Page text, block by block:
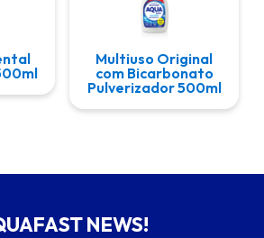
Multiuso Original
com Bicarbonato
Pulverizador 500ml
NEWS!